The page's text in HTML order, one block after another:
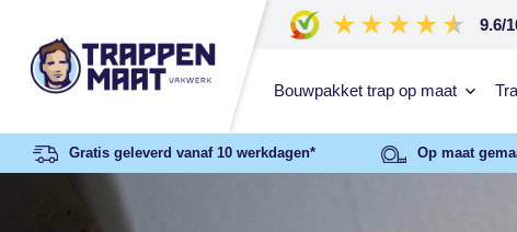
9.6/
Bouwpakket trap op maat
Gratis geleverd vanaf 10 werkdagen* Op maat